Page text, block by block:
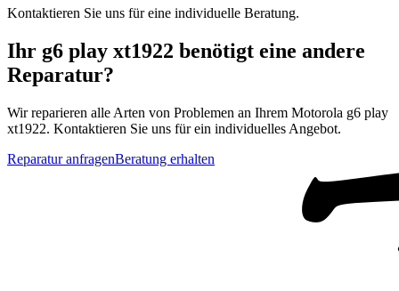
Kontaktieren Sie uns für eine individuelle Beratung.
Ihr g6 play xt1922 benötigt eine andere
Reparatur?
Wir reparieren alle Arten von Problemen an Ihrem Motorola g6 play
xt1922. Kontaktieren Sie uns für ein individuelles Angebot.
Reparatur anfragenBeratung erhalten